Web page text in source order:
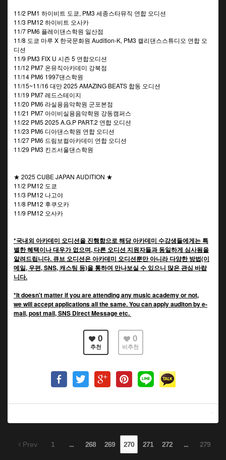
11/2 PM1 하이비트 도쿄, PM3 세종스타뮤직 연합 오디션
11/3 PM12 하이비트 오사카
11/7 PM6 플레이댄스학원 일산점
11/8 도쿄 마루 X 한국문화원 Audition-K, PM3 캘리댄스스튜디오 연합 오
디션
11/9 PM3 FIX U 시즌 5 연합오디션
11/12 PM7 온뮤직아카데미 강북점
11/14 PM6 1997댄스학원
11/15~11/16 대만 2025 AMAZING BEATS 합동 오디션
11/19 PM7 레드스테이지
11/20 PM6 라실용음악학원 군포본점
11/21 PM7 아이비실용음악학원 강동캠퍼스
11/22 PM5 2025 A.G.P PART.2 연합 오디션
11/23 PM6 디아댄스학원 연합 오디션
11/27 PM6 드림보컬아카데미 연합 오디션
11/29 PM3 킨즈서울댄스학원
★ 2025 CUBE JAPAN AUDITION ★
11/2 PM12 도쿄
11/3 PM12 나고야
11/8 PM12 후쿠오카
11/9 PM12 오사카
*국내외 아카데미 오디션을 진행함으로 해당 아카데미 수강생들에게는 특
별한 혜택이나 대우가 없으며, 다른 오디션 지원자들과 동일하게 심사됨을
알려드립니다. 큐브 오디션은 아카데미 오디션뿐만 아니라 다양한 방법(이
메일, 우편, SNS, 캐스팅 등)을 통하여 만나보실 수 있으니 많은 관심 바랍
니다.
*It doesn't matter if you are attending any music academy or not,
we will accept applications all the same. You can apply auditon by e-
mail, post mail, SNS Direct Message etc.
0
추천
0
비추천
Prev 1 ... 268 269 270 271 272 ... 279